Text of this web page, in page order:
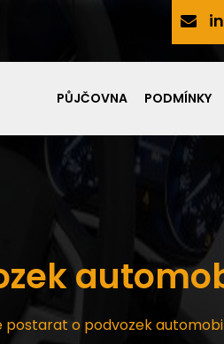
PŮJČOVNA PODMÍNKY
postarat o podvozek